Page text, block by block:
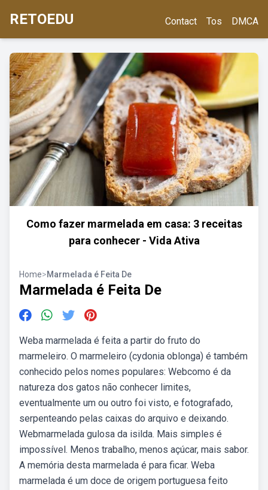
RETOEDU Contact Tos DMCA
Como fazer marmelada em casa: 3 receitas
para conhecer - Vida Ativa
Home>Marmelada é Feita De
Marmelada é Feita De
Weba marmelada é feita a partir do fruto do
marmeleiro. O marmeleiro (cydonia oblonga) é também
conhecido pelos nomes populares: Webcomo é da
natureza dos gatos não conhecer limites,
eventualmente um ou outro foi visto, e fotografado,
serpenteando pelas caixas do arquivo e deixando.
Webmarmelada gulosa da isilda. Mais simples é
impossível. Menos trabalho, menos açúcar, mais sabor.
A memória desta marmelada é para ficar. Weba
marmelada é um doce de origem portuguesa feito